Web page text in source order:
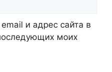
и адрес сайта в
моих